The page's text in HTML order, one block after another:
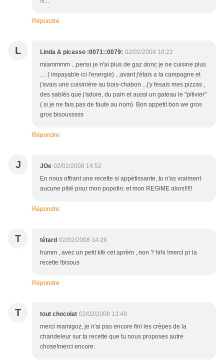
Répondre
L Linda & picasso :0071::0079: 02/02/2008 18:22
miammmm ...perso je n'ai plus de gaz donc je ne cuisine plus
.... ( impayable ici l'energie) ...avant j'étais a la campagne et
j'avais une cuisinière au bois-chabon ...j'y fesais mes pizzas ,
des sablés que j'adore, du pain et aussi un gateau le "pitivier"
( si je ne fais pas de faute au nom) Bon appetit bon we gros
gros bisousssss
Répondre
J JOe 02/02/2008 14:52
En nous offrant une recette si appétissante, tu n'as vraiment
aucune pitié pour mon popotin: et mon REGIME alors!!!!!
Répondre
T tétard 02/02/2008 14:26
humm , avec un petit kfé cet aprèm , non ? hihi !merci pr la
recette !bisous
Répondre
T tout chocolat 02/02/2008 13:49
merci mamigoz, je n'ai pas encore fini les crèpes de la
chandeleur sur ta recette que tu nous proposes autre
chose!merci encore.